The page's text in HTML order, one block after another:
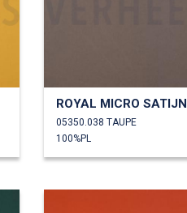
ROYAL MICRO SATIJN
05350.038 TAUPE
100%PL